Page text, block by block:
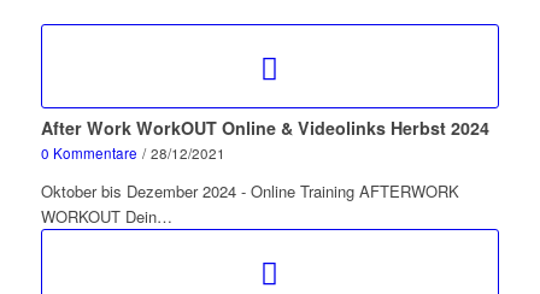
After Work WorkOUT Online & Videolinks Herbst 2024
0 Kommentare / 28/12/2021
Oktober bis Dezember 2024 - Online Training AFTERWORK
WORKOUT Dein…